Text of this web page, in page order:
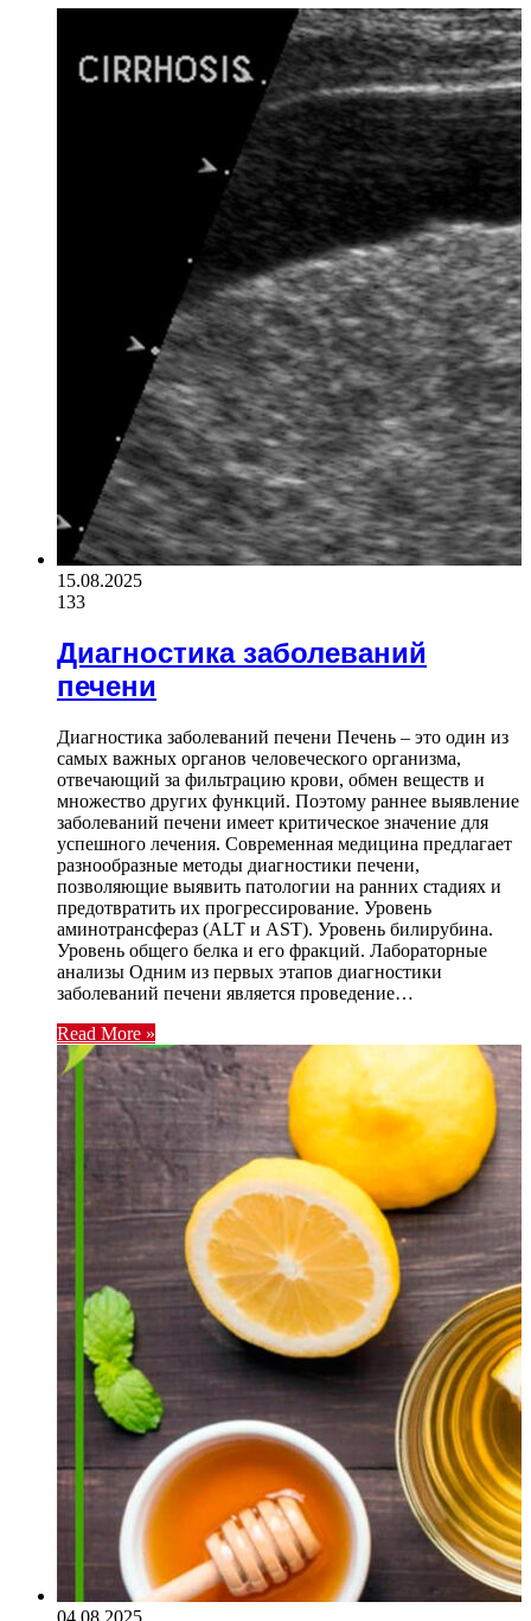
15.08.2025
133
Диагностика заболеваний
печени
Диагностика заболеваний печени Печень – это один из
самых важных органов человеческого организма,
отвечающий за фильтрацию крови, обмен веществ и
множество других функций. Поэтому раннее выявление
заболеваний печени имеет критическое значение для
успешного лечения. Современная медицина предлагает
разнообразные методы диагностики печени,
позволяющие выявить патологии на ранних стадиях и
предотвратить их прогрессирование. Уровень
аминотрансфераз (ALT и AST). Уровень билирубина.
Уровень общего белка и его фракций. Лабораторные
анализы Одним из первых этапов диагностики
заболеваний печени является проведение…
Read More »